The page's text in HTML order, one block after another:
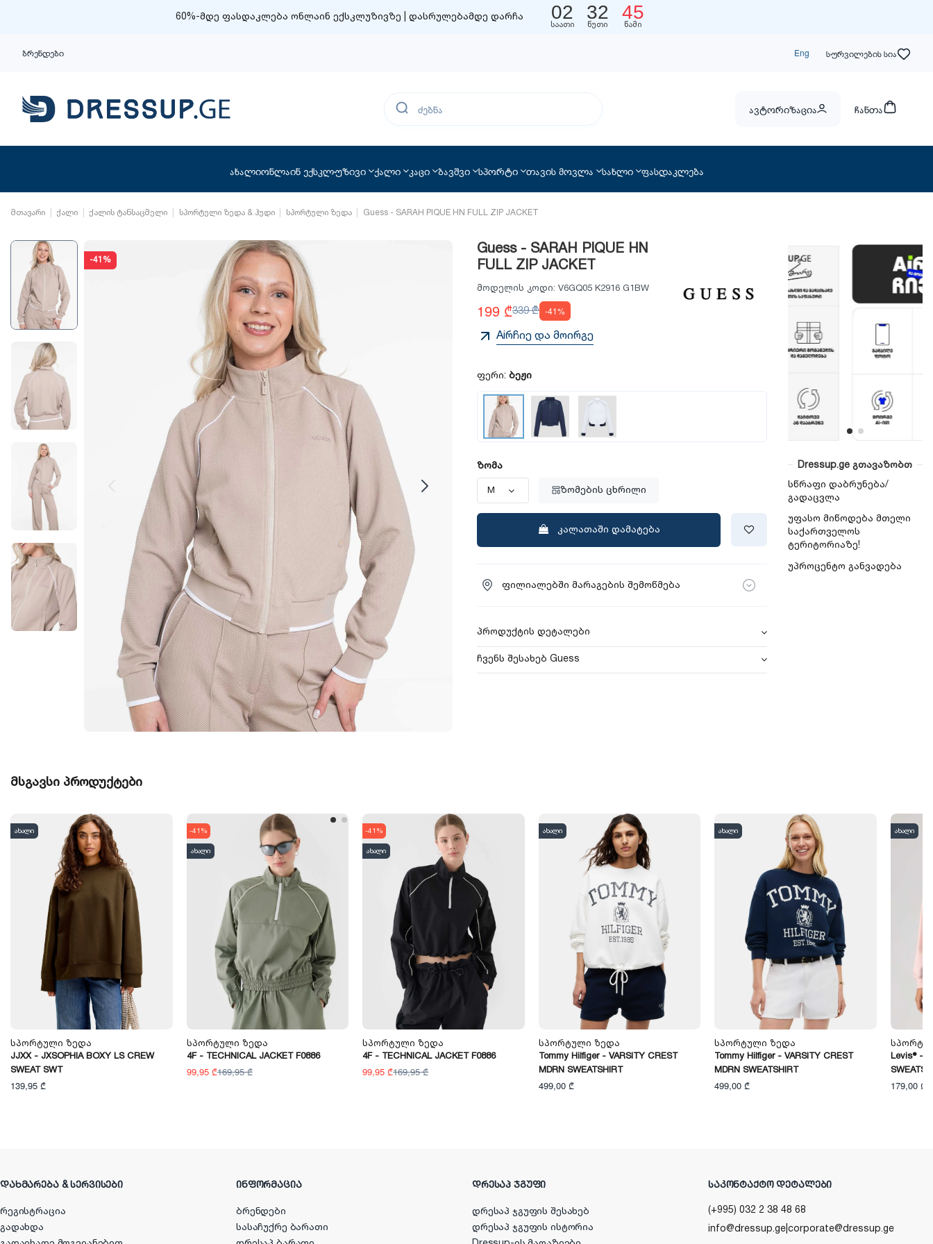
60%-მდე ფასდაკლება ონლაინ ექსკლუზივზე | დასრულებამდე დარჩა 02
საათი
32
წუთი
44
წამი
ბრენდები Eng სურვილების სია
ავტორიზაცია ჩანთა
ახალიონლაინ ექსკლუზივი ქალი კაცი ბავშვი სპორტი თავის მოვლა სახლი ფასდაკლება
მთავარი ქალი ქალის ტანსაცმელი სპორტული ზედა & ჰუდი სპორტული ზედა Guess - SARAH PIQUE HN FULL ZIP JACKET
-41%
Guess - SARAH PIQUE HN
FULL ZIP JACKET
მოდელის კოდი: V6GQ05 K2916 G1BW
199 ₾339 ₾ -41%
Aiრჩიე და მოირგე
ფერი: ბეჟი
ზომა
ზომების ცხრილი
კალათაში დამატება
ფილიალებში მარაგების შემოწმება
პროდუქტის დეტალები
ჩვენს შესახებ Guess
Dressup.ge გთავაზობთ
სწრაფი დაბრუნება/
გადაცვლა
უფასო მიწოდება მთელი
საქართველოს
ტერიტორიაზე!
უპროცენტო განვადება
მსგავსი პროდუქტები
ახალი
Სპორტული Ზედა
JJXX - JXSOPHIA BOXY LS CREW
SWEAT SWT
139,95 ₾
-41%
ახალი
Სპორტული Ზედა
4F - TECHNICAL JACKET F0886
99,95 ₾169,95 ₾
-41%
ახალი
Სპორტული Ზედა
4F - TECHNICAL JACKET F0886
99,95 ₾169,95 ₾
ახალი
Სპორტული Ზედა
Tommy Hilfiger - VARSITY CREST
MDRN SWEATSHIRT
499,00 ₾
ახალი
Სპორტული Ზედა
Tommy Hilfiger - VARSITY CREST
MDRN SWEATSHIRT
499,00 ₾
ახალი
Levis® -
179,00 ₾
ᲓᲐᲮᲛᲐᲠᲔᲑᲐ & ᲡᲔᲠᲕᲘᲡᲔᲑᲘ
რეგისტრაცია
გადახდა
ᲘᲜᲤᲝᲠᲛᲐᲪᲘᲐ
ბრენდები
სასაჩუქრე ბარათი
ᲓᲠᲔᲡᲐᲞ ᲯᲒᲣᲤᲘ
დრესაპ ჯგუფის შესახებ
დრესაპ ჯგუფის ისტორია
ᲡᲐᲙᲝᲜᲢᲐᲥᲢᲝ ᲓᲔᲢᲐᲚᲔᲑᲘ
(+995) 032 2 38 48 68
info@dressup.gecorporate@dressup.ge